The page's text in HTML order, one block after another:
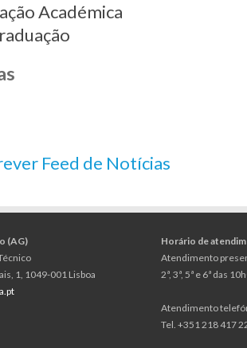
Académica
Feed de Notícias
(AG)
1, 1049-001 Lisboa
Horário de
Atendimento
2ª, 3ª, 5ª e 6ª das
Atendimento
Tel. +351 218 417